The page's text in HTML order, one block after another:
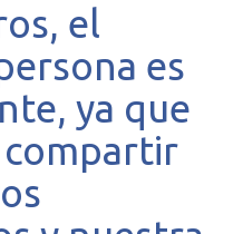
el
es
ya que